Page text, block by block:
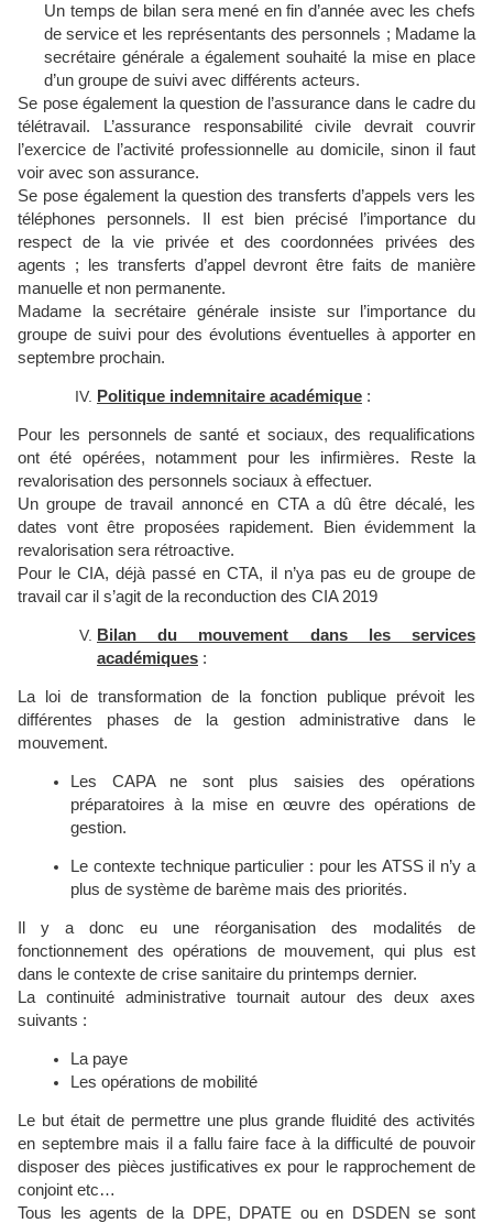
Un temps de bilan sera mené en fin d’année avec les chefs
de service et les représentants des personnels ; Madame la
secrétaire générale a également souhaité la mise en place
d’un groupe de suivi avec différents acteurs.
Se pose également la question de l’assurance dans le cadre du
télétravail. L’assurance responsabilité civile devrait couvrir
l’exercice de l’activité professionnelle au domicile, sinon il faut
voir avec son assurance.
Se pose également la question des transferts d’appels vers les
téléphones personnels. Il est bien précisé l’importance du
respect de la vie privée et des coordonnées privées des
agents ; les transferts d’appel devront être faits de manière
manuelle et non permanente.
Madame la secrétaire générale insiste sur l’importance du
groupe de suivi pour des évolutions éventuelles à apporter en
septembre prochain.
Politique indemnitaire académique :
Pour les personnels de santé et sociaux, des requalifications
ont été opérées, notamment pour les infirmières. Reste la
revalorisation des personnels sociaux à effectuer.
Un groupe de travail annoncé en CTA a dû être décalé, les
dates vont être proposées rapidement. Bien évidemment la
revalorisation sera rétroactive.
Pour le CIA, déjà passé en CTA, il n’ya pas eu de groupe de
travail car il s’agit de la reconduction des CIA 2019
Bilan du mouvement dans les services
académiques :
La loi de transformation de la fonction publique prévoit les
différentes phases de la gestion administrative dans le
mouvement.
Les CAPA ne sont plus saisies des opérations
préparatoires à la mise en œuvre des opérations de
gestion.
Le contexte technique particulier : pour les ATSS il n’y a
plus de système de barème mais des priorités.
Il y a donc eu une réorganisation des modalités de
fonctionnement des opérations de mouvement, qui plus est
dans le contexte de crise sanitaire du printemps dernier.
La continuité administrative tournait autour des deux axes
suivants :
La paye
Les opérations de mobilité
Le but était de permettre une plus grande fluidité des activités
en septembre mais il a fallu faire face à la difficulté de pouvoir
disposer des pièces justificatives ex pour le rapprochement de
conjoint etc…
Tous les agents de la DPE, DPATE ou en DSDEN se sont